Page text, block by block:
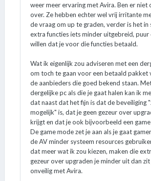
weer meer ervaring met Avira. Ben er niet
over. Ze hebben echter wel vrij irritante
de vraag om up te graden, verder is het in
extra functies iets minder uitgebreid, puur
willen dat je voor die functies betaald.
Wat ik eigenlijk zou adviseren met een
om toch te gaan voor een betaald pakket
de aanbieders die goed bekend staan.
dergelijke pc als die je gaat halen kan ik
dat naast dat het fijn is dat de beveiliging
mogelijk" is, dat je geen gezeur over
krijgt en dat je ook bijvoorbeeld een
De game mode zet je aan als je gaat
de AV minder systeem resources
dat meer wat ik zou kiezen, maken die
gezeur over upgraden je minder uit dan
onveilig met Avira.